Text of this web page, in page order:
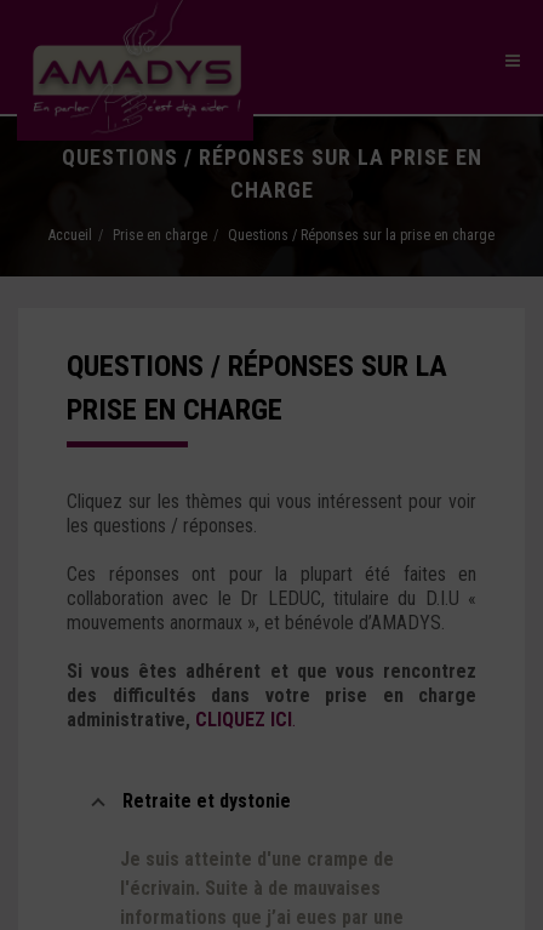
QUESTIONS / RÉPONSES SUR LA PRISE EN
CHARGE
Accueil Prise en charge Questions / Réponses sur la prise en charge
QUESTIONS / RÉPONSES SUR LA
PRISE EN CHARGE
Cliquez sur les thèmes qui vous intéressent pour voir
les questions / réponses.
Ces réponses ont pour la plupart été faites en
collaboration avec le Dr LEDUC, titulaire du D.I.U «
mouvements anormaux », et bénévole d’AMADYS.
Si vous êtes adhérent et que vous rencontrez
des difficultés dans votre prise en charge
administrative, CLIQUEZ ICI.
Retraite et dystonie
Je suis atteinte d'une crampe de
l'écrivain. Suite à de mauvaises
informations que j’ai eues par une